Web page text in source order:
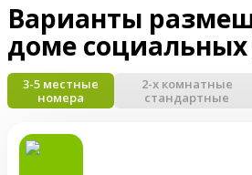
Варианты
доме социальных
3-5 местные
номера
2-х комнатные
стандартные